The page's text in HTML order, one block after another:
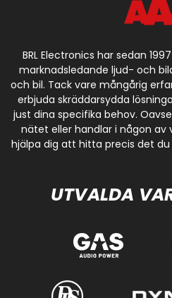
BRL Electronics har sedan
marknadsledande ljud- och
och bil. Tack vare mångårig
erbjuda skräddarsydda
just dina specifika behov.
nätet eller handlar i någon av
hjälpa dig att hitta precis det du
UTVALDA